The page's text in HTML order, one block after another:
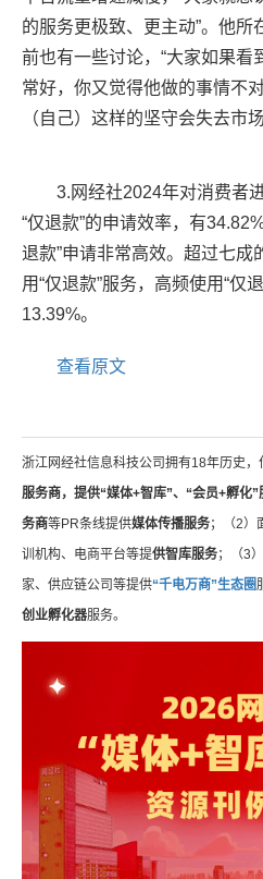
的服务更极致、更主动”。他所
前也有一些讨论，“大家如果看
常好，你又觉得他做的事情不
（自己）这样的坚守会失去市场
3.网经社2024年对消费者
“仅退款”的申请效率，有
退款”申请非常高效。超过七成
用“仅退款”服务，高频使用“仅
13.39%。
查看原文
浙江网经社信息科技公司拥有18年历史，
服务商，提供“媒体+智库”、“会员+孵化”
务商等PR条线提供媒体传播服务；（2）
训机构、电商平台等提供智库服务；（3
家、供应链公司等提供“千电万商”生态圈
创业孵化器服务。